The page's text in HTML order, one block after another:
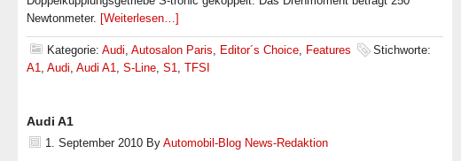
Newtonmeter. [Weiterlesen…]
Kategorie: Audi, Autosalon Paris, Editor´s Choice, Features
Stichworte:
A1, Audi, Audi A1, S-Line, S1, TFSI
Audi A1
1. September 2010 By Automobil-Blog News-Redaktion